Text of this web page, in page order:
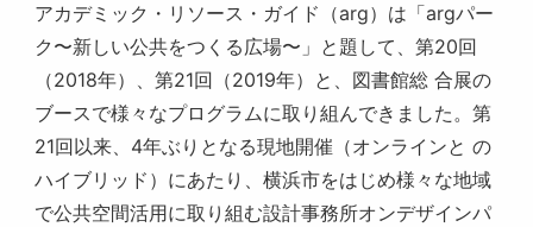
アカデミック・リソース・ガイド（arg）は「argパー
ク〜新しい公共をつくる広場〜」と題して、第20回
（2018年）、第21回（2019年）と、図書館総 合展の
ブースで様々なプログラムに取り組んできました。第
21回以来、4年ぶりとなる現地開催（オンラインと の
ハイブリッド）にあたり、横浜市をはじめ様々な地域
で公共空間活用に取り組む設計事務所オンデザインパ